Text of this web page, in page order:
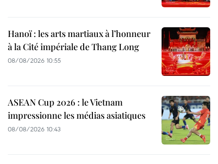
Hanoï : les arts martiaux à l’honneur
à la Cité impériale de Thang Long
08/08/2026 10:55
ASEAN Cup 2026 : le Vietnam
impressionne les médias asiatiques
08/08/2026 10:43